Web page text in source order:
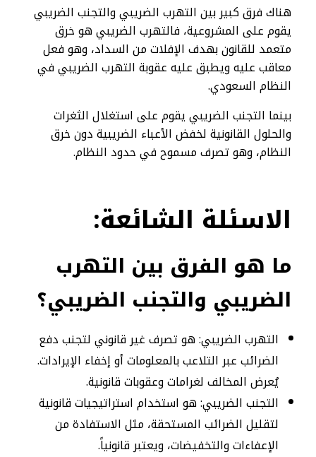
هناك فرق كبير بين التهرب الضريبي والتجنب الضريبي
يقوم على المشروعية، فالتهرب الضريبي هو خرق
متعمد للقانون بهدف الإفلات من السداد، وهو فعل
معاقب عليه ويطبق عليه عقوبة التهرب الضريبي في
النظام السعودي.
بينما التجنب الضريبي يقوم على استغلال الثغرات
والحلول القانونية لخفض الأعباء الضريبية دون خرق
النظام، وهو تصرف مسموح في حدود النظام.
الاسئلة الشائعة:
ما هو الفرق بين التهرب
الضريبي والتجنب الضريبي؟
التهرب الضريبي: هو تصرف غير قانوني لتجنب دفع
الضرائب عبر التلاعب بالمعلومات أو إخفاء الإيرادات.
يُعرض المخالف لغرامات وعقوبات قانونية.
التجنب الضريبي: هو استخدام استراتيجيات قانونية
لتقليل الضرائب المستحقة، مثل الاستفادة من
الإعفاءات والتخفيضات، ويعتبر قانونياً.